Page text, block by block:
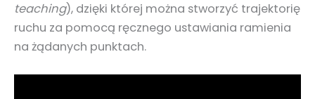
teaching), dzięki której można stworzyć trajektorię
ruchu za pomocą ręcznego ustawiania ramienia
na żądanych punktach.